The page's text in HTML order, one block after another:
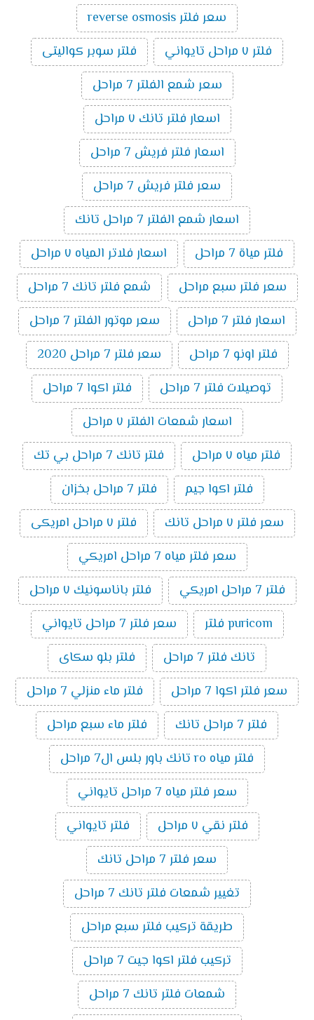
سعر فلتر reverse osmosis
فلتر ٧ مراحل تايواني
فلتر سوبر كواليتى
سعر شمع الفلتر 7 مراحل
اسعار فلتر تانك ٧ مراحل
اسعار فلتر فريش 7 مراحل
سعر فلتر فريش 7 مراحل
اسعار شمع الفلتر 7 مراحل تانك
فلتر مياة 7 مراحل
اسعار فلاتر المياه ٧ مراحل
سعر فلتر سبع مراحل
شمع فلتر تانك 7 مراحل
اسعار فلتر 7 مراحل
سعر موتور الفلتر 7 مراحل
فلتر اونو 7 مراحل
سعر فلتر 7 مراحل 2020
توصيلات فلتر 7 مراحل
فلتر اكوا 7 مراحل
اسعار شمعات الفلتر ٧ مراحل
فلتر مياه ٧ مراحل
فلتر تانك 7 مراحل بي تك
فلتر اكوا جيم
فلتر 7 مراحل بخزان
سعر فلتر ٧ مراحل تانك
فلتر ٧ مراحل امريكى
سعر فلتر مياه 7 مراحل امريكي
فلتر 7 مراحل امريكي
فلتر باناسونيك ٧ مراحل
puricom فلتر
سعر فلتر 7 مراحل تايواني
تانك فلتر 7 مراحل
فلتر بلو سكاى
سعر فلتر اكوا 7 مراحل
فلتر ماء منزلي 7 مراحل
فلتر 7 مراحل تانك
فلتر ماء سبع مراحل
فلتر مياه ro تانك باور بلس ال7 مراحل
سعر فلتر مياه 7 مراحل تايواني
فلتر نقي ٧ مراحل
فلتر تايواني
سعر فلتر 7 مراحل تانك
تغيير شمعات فلتر تانك 7 مراحل
طريقة تركيب فلتر سبع مراحل
تركيب فلتر اكوا جيت 7 مراحل
شمعات فلتر تانك 7 مراحل